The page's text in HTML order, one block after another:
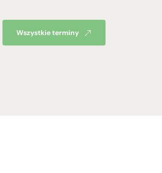
Wszystkie terminy